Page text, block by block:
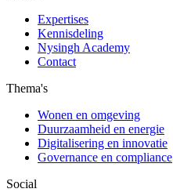
Expertises
Kennisdeling
Nysingh Academy
Contact
Thema's
Wonen en omgeving
Duurzaamheid en energie
Digitalisering en innovatie
Governance en compliance
Social